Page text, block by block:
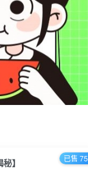
】 已售 75